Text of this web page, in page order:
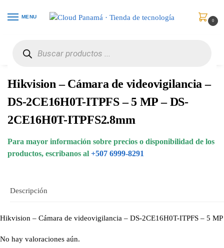
MENU
0
Hikvision – Cámara de videovigilancia –
DS-2CE16H0T-ITPFS – 5 MP – DS-
2CE16H0T-ITPFS2.8mm
Para mayor información sobre precios o disponibilidad de los
productos, escribanos al +507 6999-8291
Descripción
Hikvision – Cámara de videovigilancia – DS-2CE16H0T-ITPFS – 5 MP
No hay valoraciones aún.